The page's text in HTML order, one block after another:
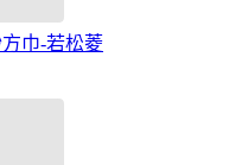
巾-若松菱